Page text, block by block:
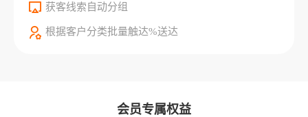
获客线索自动分组
根据客户分类批量触达%送达
会员专属权益